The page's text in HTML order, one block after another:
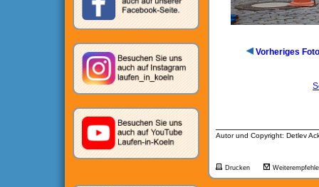
Vorheriges Foto
Autor und Copyright: Detlev
Drucken